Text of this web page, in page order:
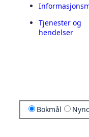
Tjenester og
hendelser
Bokmål